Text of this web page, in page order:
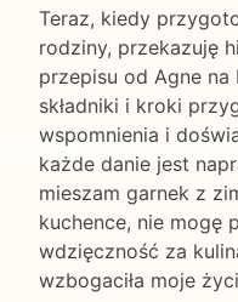
Teraz, kiedy
rodziny, przekazuję
przepisu od Agne
składniki i kroki
wspomnienia i
każde danie jest
mieszam garnek z
kuchence, nie mogę
wdzięczność za
wzbogaciła moje